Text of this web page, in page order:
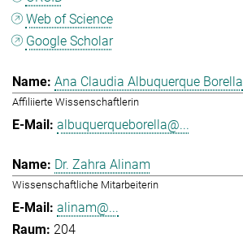
Web of Science
Google Scholar
Ana Claudia Albuquerque Borella
Affiliierte Wissenschaftlerin
albuquerqueborella@...
Dr. Zahra Alinam
Wissenschaftliche Mitarbeiterin
alinam@...
204